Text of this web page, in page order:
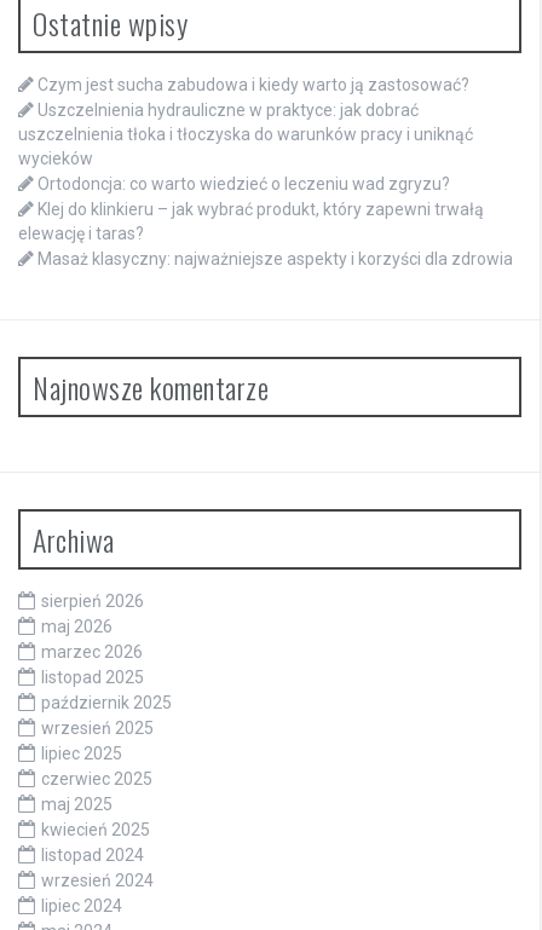
Ostatnie wpisy
Czym jest sucha zabudowa i kiedy warto ją zastosować?
Uszczelnienia hydrauliczne w praktyce: jak dobrać
uszczelnienia tłoka i tłoczyska do warunków pracy i uniknąć
wycieków
Ortodoncja: co warto wiedzieć o leczeniu wad zgryzu?
Klej do klinkieru – jak wybrać produkt, który zapewni trwałą
elewację i taras?
Masaż klasyczny: najważniejsze aspekty i korzyści dla zdrowia
Najnowsze komentarze
Archiwa
sierpień 2026
maj 2026
marzec 2026
listopad 2025
październik 2025
wrzesień 2025
lipiec 2025
czerwiec 2025
maj 2025
kwiecień 2025
listopad 2024
wrzesień 2024
lipiec 2024